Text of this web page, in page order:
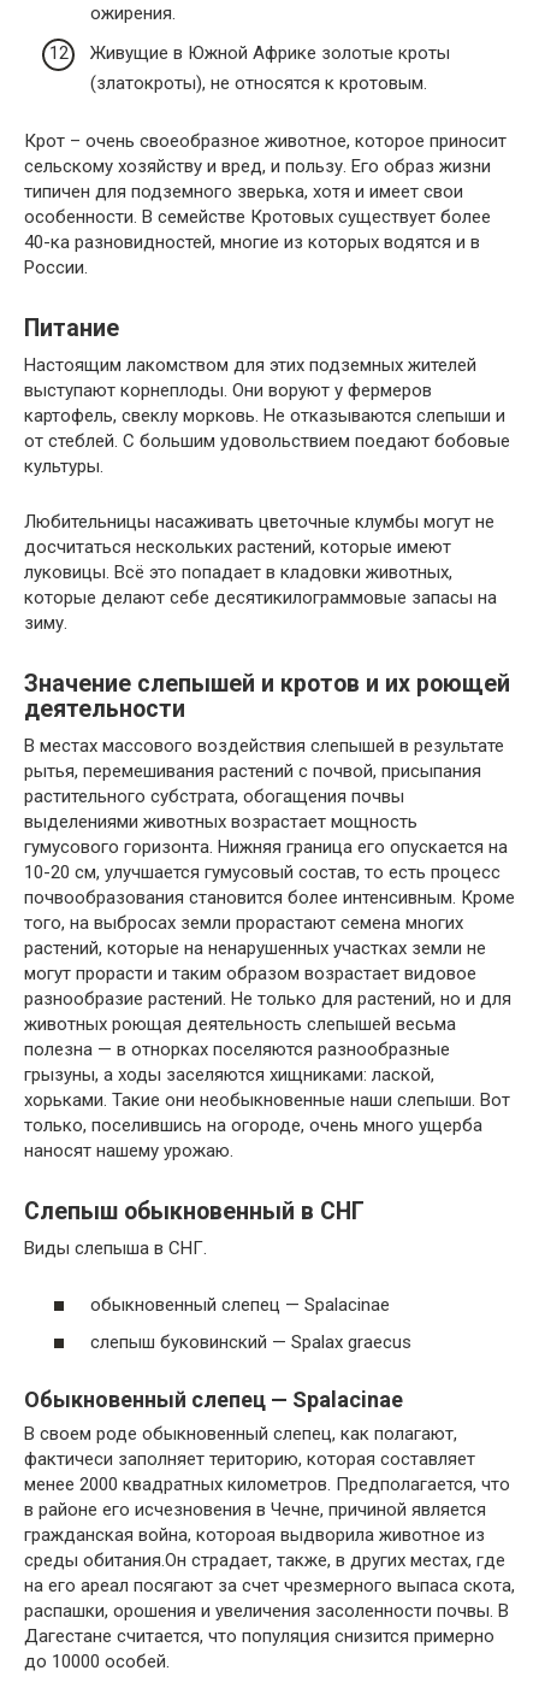
ожирения.
Живущие в Южной Африке золотые кроты
(златокроты), не относятся к кротовым.
Крот – очень своеобразное животное, которое приносит
сельскому хозяйству и вред, и пользу. Его образ жизни
типичен для подземного зверька, хотя и имеет свои
особенности. В семействе Кротовых существует более
40-ка разновидностей, многие из которых водятся и в
России.
Питание
Настоящим лакомством для этих подземных жителей
выступают корнеплоды. Они воруют у фермеров
картофель, свеклу морковь. Не отказываются слепыши и
от стеблей. С большим удовольствием поедают бобовые
культуры.
Любительницы насаживать цветочные клумбы могут не
досчитаться нескольких растений, которые имеют
луковицы. Всё это попадает в кладовки животных,
которые делают себе десятикилограммовые запасы на
зиму.
Значение слепышей и кротов и их роющей
деятельности
В местах массового воздействия слепышей в результате
рытья, перемешивания растений с почвой, присыпания
растительного субстрата, обогащения почвы
выделениями животных возрастает мощность
гумусового горизонта. Нижняя граница его опускается на
10-20 см, улучшается гумусовый состав, то есть процесс
почвообразования становится более интенсивным. Кроме
того, на выбросах земли прорастают семена многих
растений, которые на ненарушенных участках земли не
могут прорасти и таким образом возрастает видовое
разнообразие растений. Не только для растений, но и для
животных роющая деятельность слепышей весьма
полезна — в отнорках поселяются разнообразные
грызуны, а ходы заселяются хищниками: лаской,
хорьками. Такие они необыкновенные наши слепыши. Вот
только, поселившись на огороде, очень много ущерба
наносят нашему урожаю.
Слепыш обыкновенный в СНГ
Виды слепыша в СНГ.
обыкновенный слепец — Spalacinae
слепыш буковинский — Spalax graecus
Обыкновенный слепец — Spalacinae
В своем роде обыкновенный слепец, как полагают,
фактичеси заполняет територию, которая составляет
менее 2000 квадратных километров. Предполагается, что
в районе его исчезновения в Чечне, причиной является
гражданская война, котороая выдворила животное из
среды обитания.Он страдает, также, в других местах, где
на его ареал посягают за счет чрезмерного выпаса скота,
распашки, орошения и увеличения засоленности почвы. В
Дагестане считается, что популяция снизится примерно
до 10000 особей.